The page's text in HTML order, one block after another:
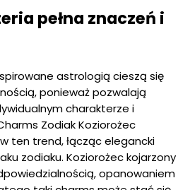
pełna znaczeń i
astrologią cieszą się
ponieważ pozwalają
charakterze i
Zodiak Koziorożec
ten trend, łącząc elegancki
zodiaku. Koziorożec kojarzony
opanowaniem